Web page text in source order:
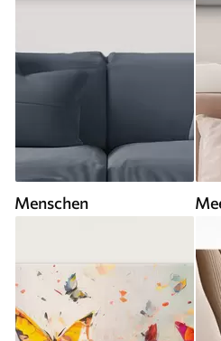
Menschen